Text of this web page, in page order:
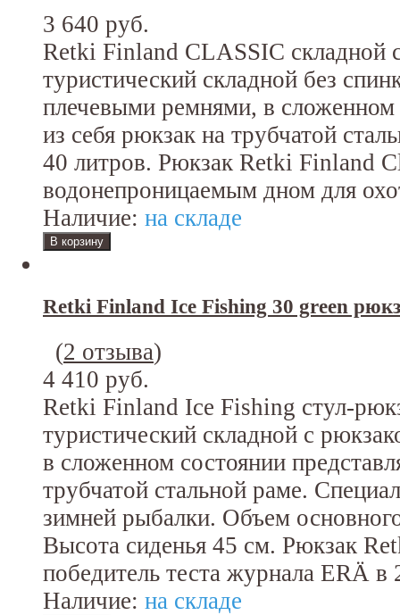
3 640 руб.
Retki Finland CLASSIC складной
туристический складной без
плечевыми ремнями, в сложенном
из себя рюкзак на трубчатой
40 литров. Рюкзак Retki Finland
водонепроницаемым дном для
Наличие: на складе
Retki Finland Ice Fishing 30 green
(2 отзыва)
4 410 руб.
Retki Finland Ice Fishing стул-
туристический складной с
в сложенном состоянии
трубчатой стальной раме.
зимней рыбалки. Объем
Высота сиденья 45 см. Рюкзак
победитель теста журнала ERÄ в
Наличие: на складе